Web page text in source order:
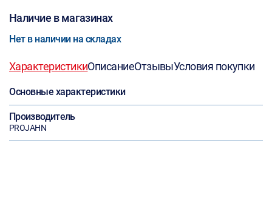
Наличие в магазинах
Нет в наличии на складах
ХарактеристикиОписаниеОтзывыУсловия покупки
Основные характеристики
Производитель
PROJAHN